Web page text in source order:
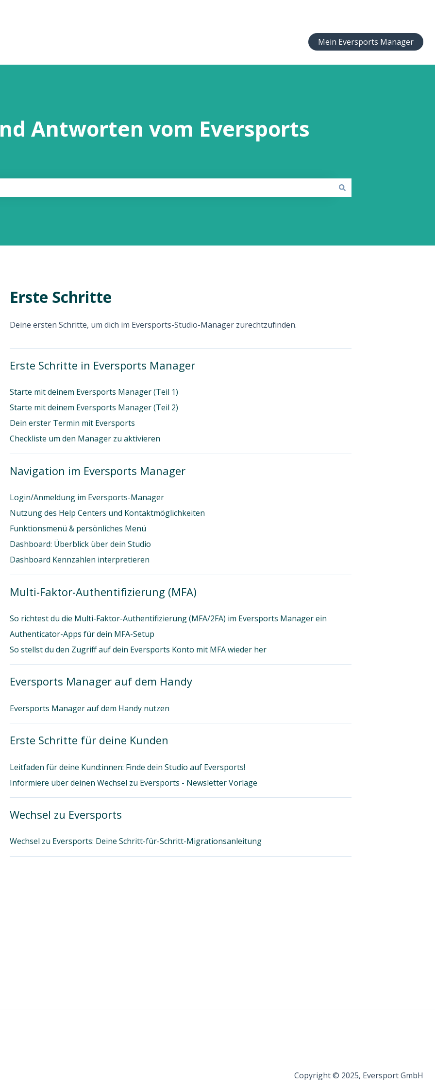
Mein Eversports Manager
Antworten vom Eversports
Erste Schritte
Deine ersten Schritte, um dich im Eversports-Studio-Manager zurechtzufinden.
Erste Schritte in Eversports Manager
Starte mit deinem Eversports Manager (Teil 1)
Starte mit deinem Eversports Manager (Teil 2)
Dein erster Termin mit Eversports
Checkliste um den Manager zu aktivieren
Navigation im Eversports Manager
Login/Anmeldung im Eversports-Manager
Nutzung des Help Centers und Kontaktmöglichkeiten
Funktionsmenü & persönliches Menü
Dashboard: Überblick über dein Studio
Dashboard Kennzahlen interpretieren
Multi-Faktor-Authentifizierung (MFA)
So richtest du die Multi-Faktor-Authentifizierung (MFA/2FA) im Eversports Manager ein
Authenticator-Apps für dein MFA-Setup
So stellst du den Zugriff auf dein Eversports Konto mit MFA wieder her
Eversports Manager auf dem Handy
Eversports Manager auf dem Handy nutzen
Erste Schritte für deine Kunden
Leitfaden für deine Kund:innen: Finde dein Studio auf Eversports!
Informiere über deinen Wechsel zu Eversports - Newsletter Vorlage
Wechsel zu Eversports
Wechsel zu Eversports: Deine Schritt-für-Schritt-Migrationsanleitung
Copyright © 2025, Eversport GmbH